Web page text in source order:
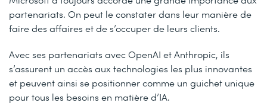
partenariats. On peut le constater dans leur manière de
faire des affaires et de s’occuper de leurs clients.
Avec ses partenariats avec OpenAI et Anthropic, ils
s’assurent un accès aux technologies les plus innovantes
et peuvent ainsi se positionner comme un guichet unique
pour tous les besoins en matière d’IA.